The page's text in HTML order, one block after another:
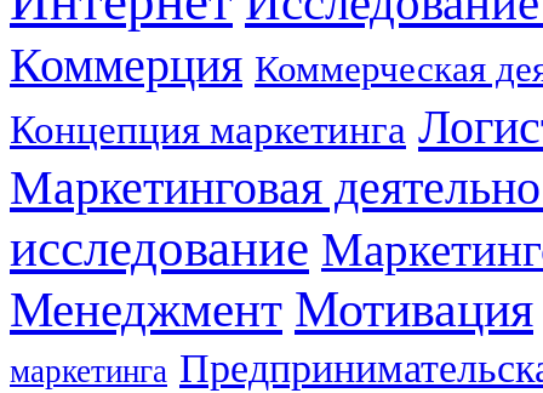
Коммерция Коммерческая
Концепция маркетинга
Маркетинговая
исследование
Менеджмент Мотивация
маркетинга